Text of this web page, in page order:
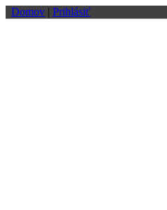
Domov | Prihlásiť